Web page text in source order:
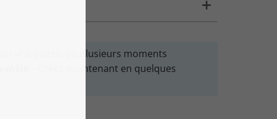
vrai puzzle ou plusieurs moments
– Créez maintenant en quelques